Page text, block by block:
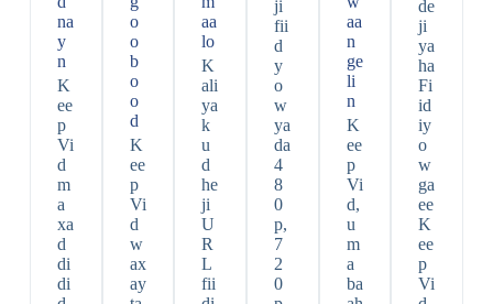
na
y
n
K
ee
p
Vi
d
m
a
xa
d
di
di
o
o
b
o
o
d
K
ee
p
Vi
d
w
ax
ay
aa
lo
K
ali
ya
k
u
d
he
ji
U
R
L
fii
ji
fii
d
y
o
w
ya
da
4
8
0
p,
7
2
0
aa
n
ge
li
n
K
ee
p
Vi
d,
u
m
a
ba
de
ji
ya
ha
Fi
id
iy
o
w
ga
ee
K
ee
p
Vi